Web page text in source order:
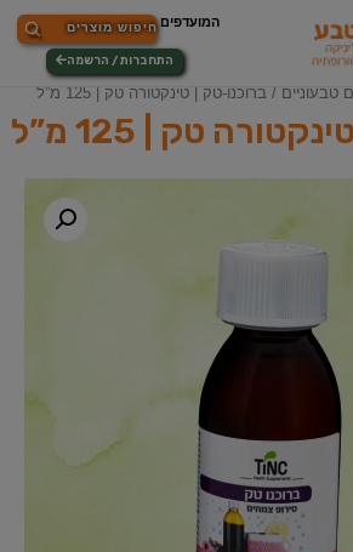
התחברות / הרשמה
טבעוניים / ברוכנו-טק | טינקטורה טק | 125 מ”ל
טק | 125 מ”ל